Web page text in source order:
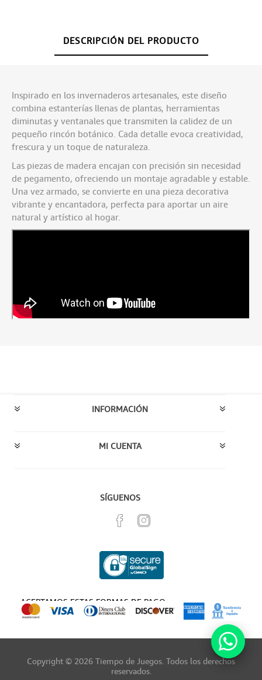
DESCRIPCIÓN DEL PRODUCTO
Inspirado en los invernaderos artesanales, este diseño
combina estanterías llenas de plantas, herramientas
diminutas y ventanales que transmiten la calidez de un
pequeño rincón botánico. Cada detalle evoca creatividad,
frescura y un toque de naturaleza.
Las piezas de madera encajan con precisión sin necesidad
de pegamento, ofreciendo un montaje agradable y estable.
Una vez armado, se convierte en una pieza decorativa
vibrante y encantadora, perfecta para aportar un aire
natural y artístico al hogar.
INFORMACIÓN
MI CUENTA
SÍGUENOS
ACEPTAMOS ESTAS FORMAS DE PAGO
Copyright © 2026 Tiempo de Juegos. Todos los derechos
reservados.